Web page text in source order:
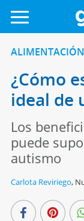
ALIMENTACIÓN
¿Cómo
ideal de
Los
puede
autismo
Carlota Reviriego,